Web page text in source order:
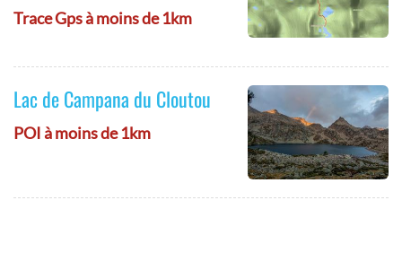
Trace Gps à moins de 1km
Lac de Campana du Cloutou
POI à moins de 1km